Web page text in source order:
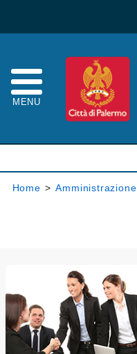
MENU
Home > Amministrazione